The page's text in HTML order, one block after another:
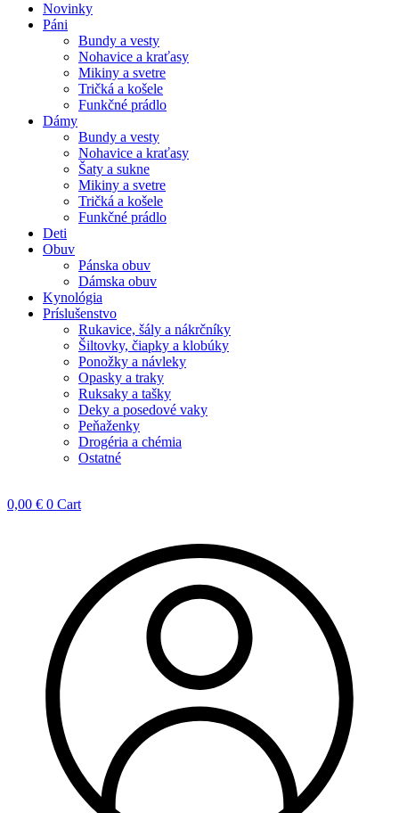
Novinky
Páni
Bundy a vesty
Nohavice a kraťasy
Mikiny a svetre
Tričká a košele
Funkčné prádlo
Dámy
Bundy a vesty
Nohavice a kraťasy
Šaty a sukne
Mikiny a svetre
Tričká a košele
Funkčné prádlo
Deti
Obuv
Pánska obuv
Dámska obuv
Kynológia
Príslušenstvo
Rukavice, šály a nákrčníky
Šiltovky, čiapky a klobúky
Ponožky a návleky
Opasky a traky
Ruksaky a tašky
Deky a posedové vaky
Peňaženky
Drogéria a chémia
Ostatné
0,00 € 0 Cart